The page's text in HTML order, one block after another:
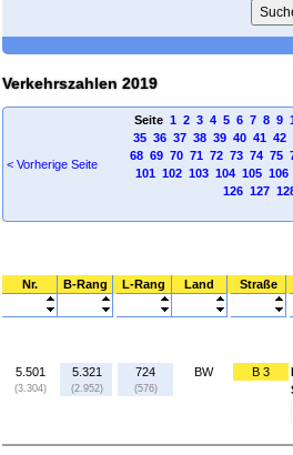
Verkehrszahlen 2019
< Vorherige Seite
Seite 1 2 3 4 5 6 7 8 9
35 36 37 38 39 40 41 42
68 69 70 71 72 73 74 75
101 102 103 104 105 106
126 127
Nr. B-Rang L-Rang Land Straße
5.501
(3.304)
5.321
(2.952)
724
(576)
BW B 3